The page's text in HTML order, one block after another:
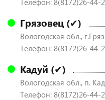
Телефон: 8(8172)26-44-
Грязовец (✔)
Вологодская обл.,
Телефон: 8(8172)26-44-
Кадуй (✔)
Вологодская обл., п.
Телефон: 8(8172)26-44-